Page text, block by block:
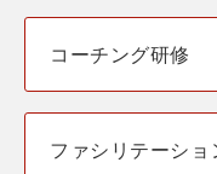
コーチング研修
ファシリテーショ